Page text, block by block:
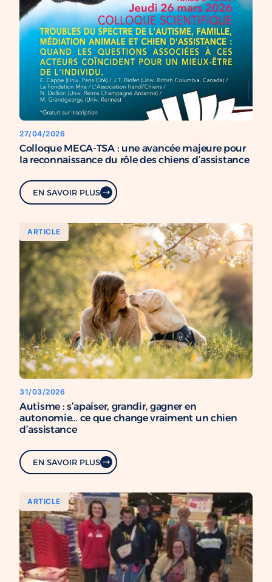
27/04/2026
Colloque MECA-TSA : une avancée majeure pour
la reconnaissance du rôle des chiens d’assistance
EN SAVOIR PLUS
ARTICLE
31/03/2026
Autisme : s’apaiser, grandir, gagner en
autonomie… ce que change vraiment un chien
d’assistance
EN SAVOIR PLUS
ARTICLE